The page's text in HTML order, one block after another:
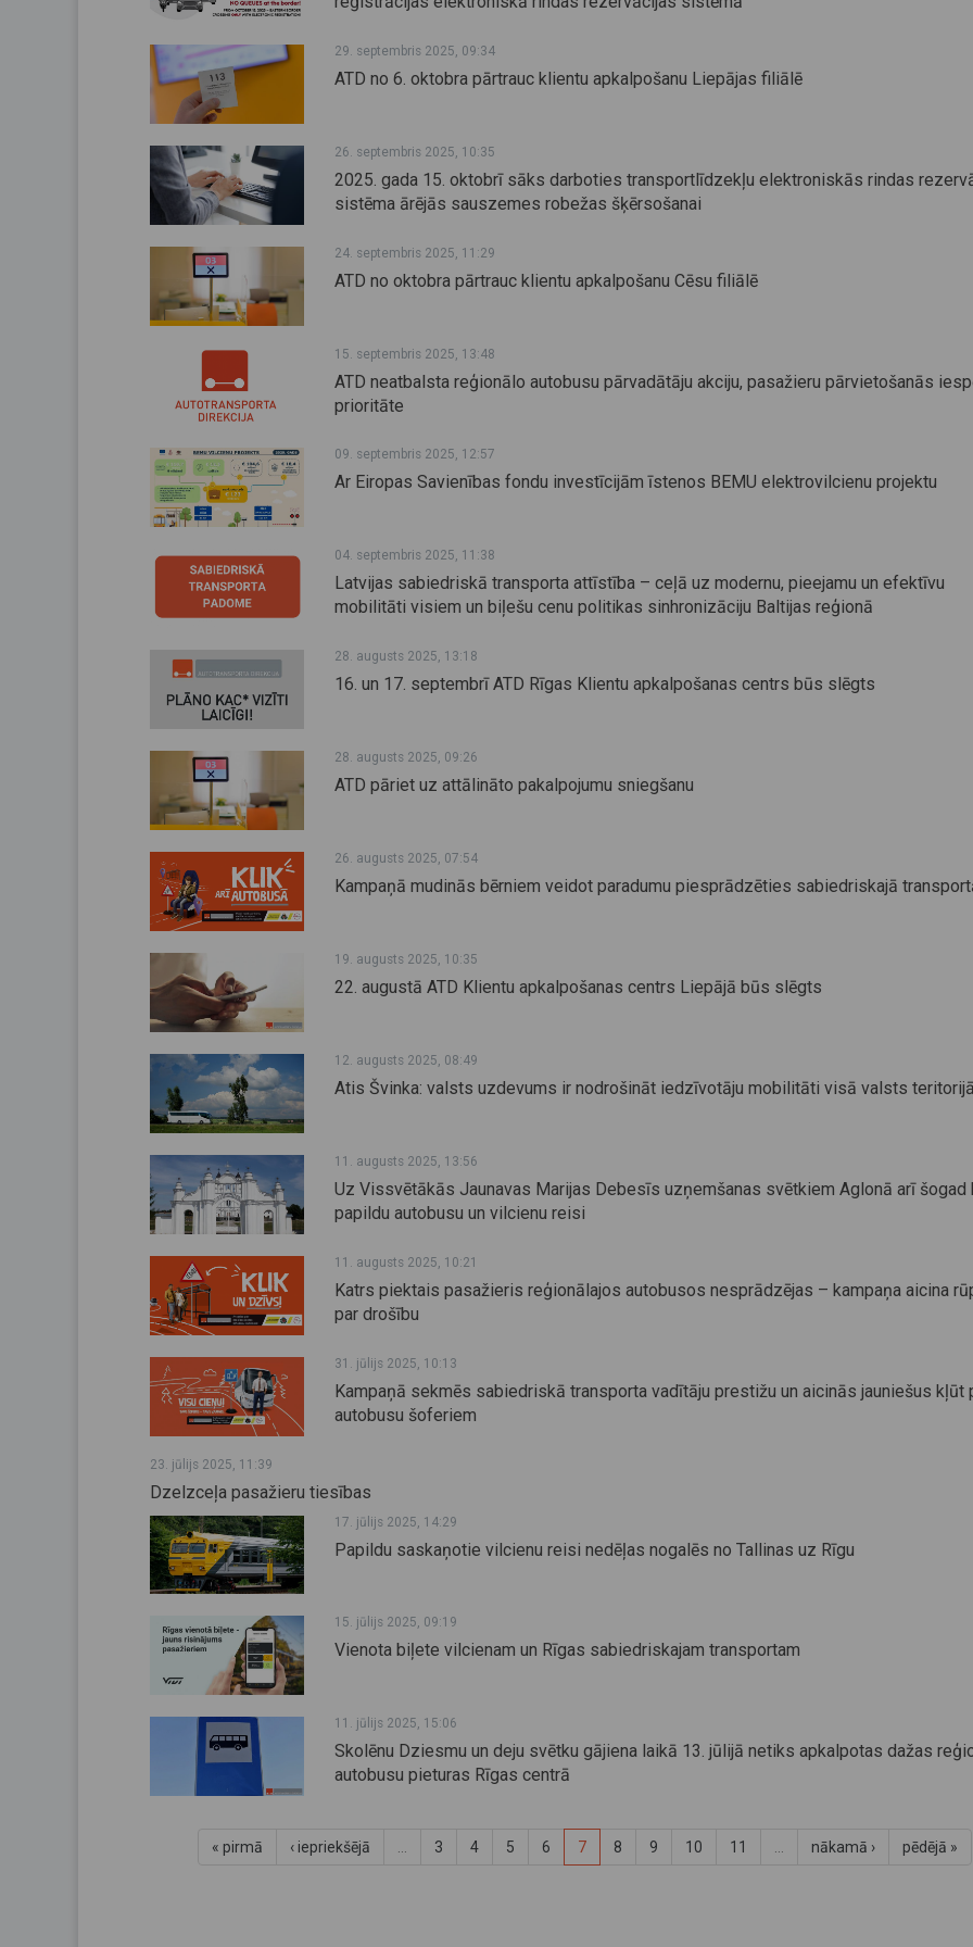
29. septembris 2025, 09:34
ATD no 6. oktobra pārtrauc klientu apkalpošanu Liepājas filiālē
26. septembris 2025, 10:35
2025. gada 15. oktobrī sāks darboties transportlīdzekļu elektroniskās rindas
sistēma ārējās sauszemes robežas šķērsošanai
24. septembris 2025, 11:29
ATD no oktobra pārtrauc klientu apkalpošanu Cēsu filiālē
15. septembris 2025, 13:48
ATD neatbalsta reģionālo autobusu pārvadātāju akciju, pasažieru pārvietošanās
prioritāte
09. septembris 2025, 12:57
Ar Eiropas Savienības fondu investīcijām īstenos BEMU elektrovilcienu projektu
04. septembris 2025, 11:38
Latvijas sabiedriskā transporta attīstība – ceļā uz modernu, pieejamu un efektīvu
mobilitāti visiem un biļešu cenu politikas sinhronizāciju Baltijas reģionā
28. augusts 2025, 13:18
16. un 17. septembrī ATD Rīgas Klientu apkalpošanas centrs būs slēgts
28. augusts 2025, 09:26
ATD pāriet uz attālināto pakalpojumu sniegšanu
26. augusts 2025, 07:54
Kampaņā mudinās bērniem veidot paradumu piesprādzēties sabiedriskajā
19. augusts 2025, 10:35
22. augustā ATD Klientu apkalpošanas centrs Liepājā būs slēgts
12. augusts 2025, 08:49
Atis Švinka: valsts uzdevums ir nodrošināt iedzīvotāju mobilitāti visā valsts
11. augusts 2025, 13:56
Uz Vissvētākās Jaunavas Marijas Debesīs uzņemšanas svētkiem Aglonā arī šogad
papildu autobusu un vilcienu reisi
11. augusts 2025, 10:21
Katrs piektais pasažieris reģionālajos autobusos nesprādzējas – kampaņa aicina
par drošību
31. jūlijs 2025, 10:13
Kampaņā sekmēs sabiedriskā transporta vadītāju prestižu un aicinās jauniešus kļūt
autobusu šoferiem
23. jūlijs 2025, 11:39
Dzelzceļa pasažieru tiesības
17. jūlijs 2025, 14:29
Papildu saskaņotie vilcienu reisi nedēļas nogalēs no Tallinas uz Rīgu
15. jūlijs 2025, 09:19
Vienota biļete vilcienam un Rīgas sabiedriskajam transportam
11. jūlijs 2025, 15:06
Skolēnu Dziesmu un deju svētku gājiena laikā 13. jūlijā netiks apkalpotas dažas
autobusu pieturas Rīgas centrā
« pirmā ‹ iepriekšējā … 3 4 5 6 7 8 9 10 11 … nākamā › pēdējā »